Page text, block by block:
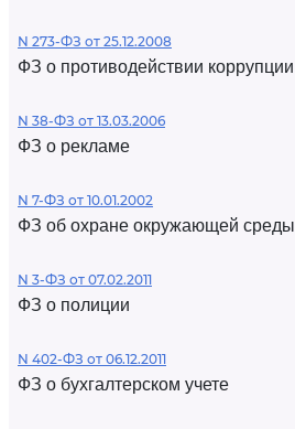
N 273-ФЗ от 25.12.2008
ФЗ о противодействии коррупции
N 38-ФЗ от 13.03.2006
ФЗ о рекламе
N 7-ФЗ от 10.01.2002
ФЗ об охране окружающей среды
N 3-ФЗ от 07.02.2011
ФЗ о полиции
N 402-ФЗ от 06.12.2011
ФЗ о бухгалтерском учете